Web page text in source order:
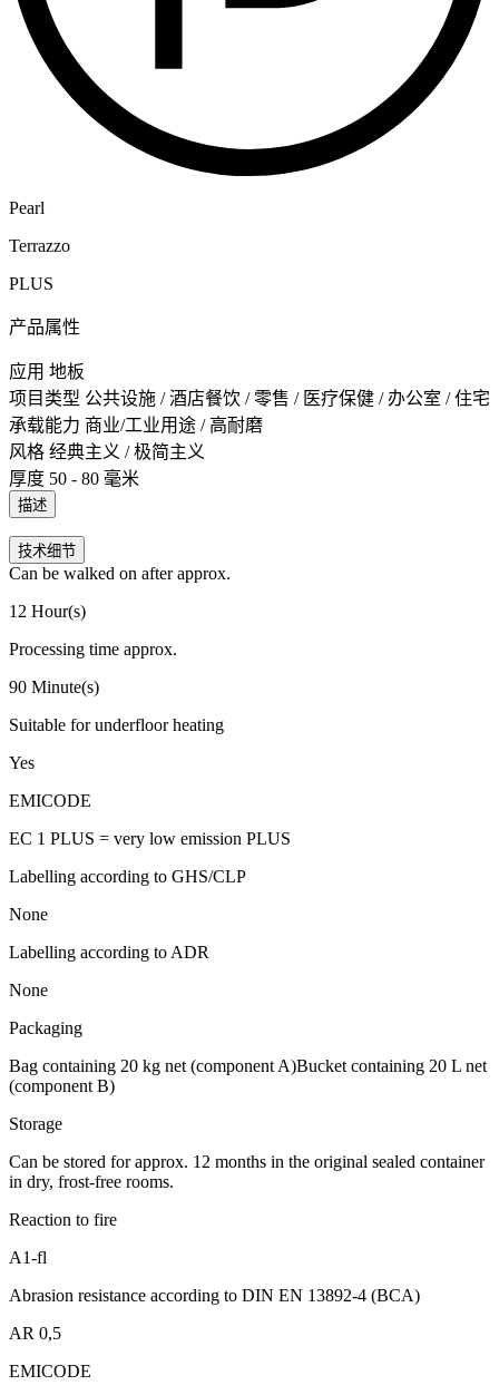
Pearl
Terrazzo
PLUS
产品属性
应用 地板
项目类型 公共设施 / 酒店餐饮 / 零售 / 医疗保健 / 办公室 / 住宅
承载能力 商业/工业用途 / 高耐磨
风格 经典主义 / 极简主义
厚度 50 - 80 毫米
描述
技术细节
Can be walked on after approx.
12 Hour(s)
Processing time approx.
90 Minute(s)
Suitable for underfloor heating
Yes
EMICODE
EC 1 PLUS = very low emission PLUS
Labelling according to GHS/CLP
None
Labelling according to ADR
None
Packaging
Bag containing 20 kg net (component A)Bucket containing 20 L net
(component B)
Storage
Can be stored for approx. 12 months in the original sealed container
in dry, frost-free rooms.
Reaction to fire
A1-fl
Abrasion resistance according to DIN EN 13892-4 (BCA)
AR 0,5
EMICODE